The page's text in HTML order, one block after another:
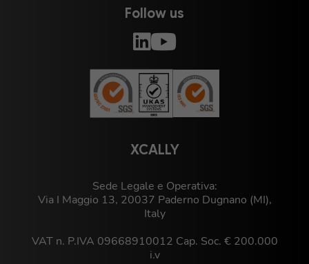
XCALLY
Sede Legale e Operativa:
Via I Maggio 13, 20037 Paderno Dugnano (MI),
Italy
VAT n. P.IVA 09668910012 Cap. Soc. € 200.000
i.v
Follow us